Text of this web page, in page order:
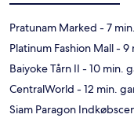
Pratunam Marked - 7
Platinum Fashion Mall- 9
Baiyoke Tårn II - 10 min.
CentralWorld - 12 min.
Siam Paragon